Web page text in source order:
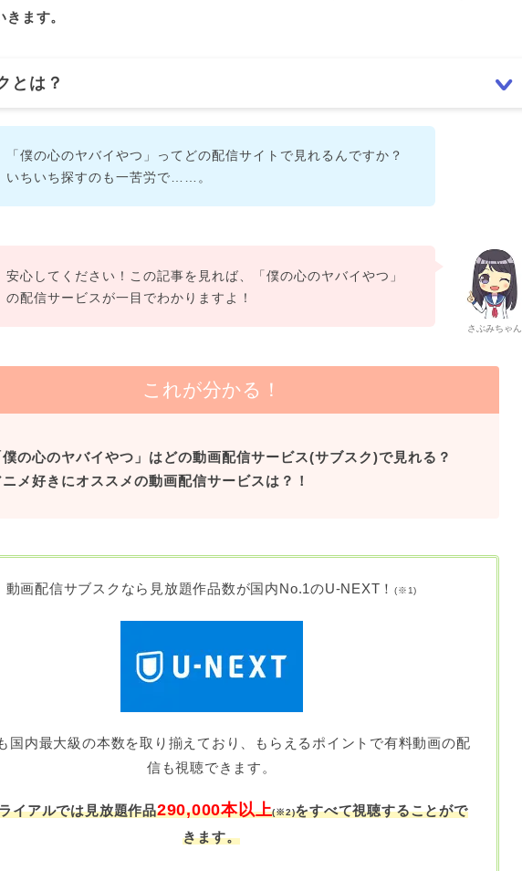
ます。
とは？
「僕の心のヤバイやつ」ってどの配信サイトで見れるんですか？
いちいち探すのも一苦労で……。
さぶみちゃん
安心してください！この記事を見れば、「僕の心のヤバイやつ」
の配信サービスが一目でわかりますよ！
これが分かる！
僕の心のヤバイやつ」はどの動画配信サービス(サブスク)で見れる？
ニメ好きにオススメの動画配信サービスは？！
動画配信サブスクなら見放題作品数が国内No.1のU-NEXT！(※1)
国内最大級の本数を取り揃えており、もらえるポイントで有料動画の配
信も視聴できます。
イアルでは⾒放題作品290,000本以上(※2)をすべて視聴することがで
きます。